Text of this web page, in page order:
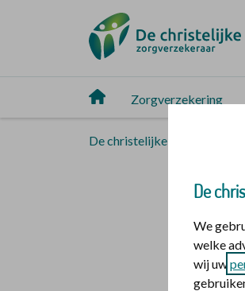
Zorgverzekering
De christelijke
De
We
welke
wij uw